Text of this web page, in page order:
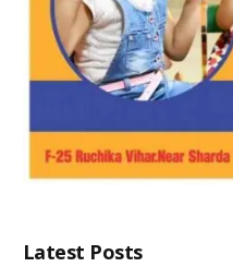
Latest Posts